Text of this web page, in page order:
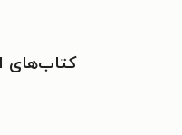
کتاب‌های